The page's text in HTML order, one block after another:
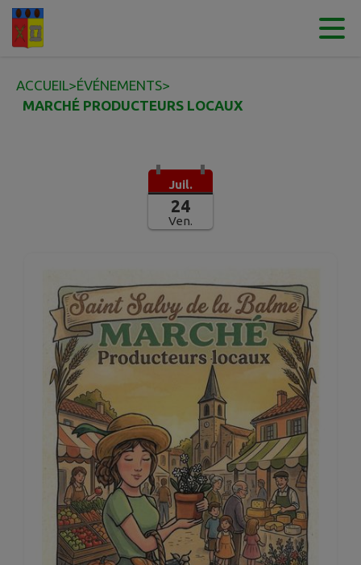
Contenu
ACCUEIL>ÉVÉNEMENTS>
MARCHÉ PRODUCTEURS LOCAUX
Juil.
24
Ven.